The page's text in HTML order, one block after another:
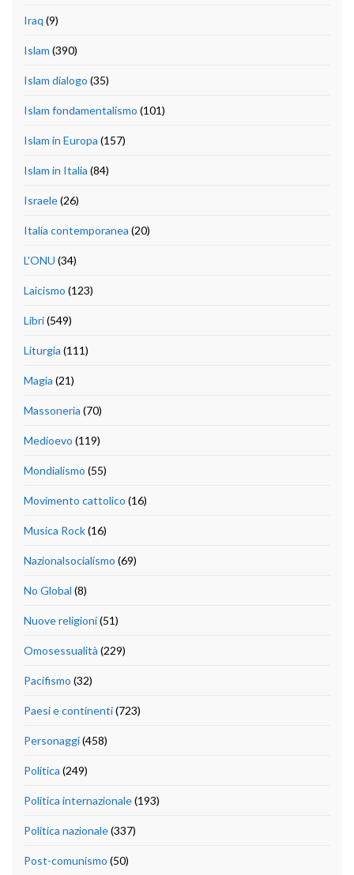
Iraq (9)
Islam (390)
Islam dialogo (35)
Islam fondamentalismo (101)
Islam in Europa (157)
Islam in Italia (84)
Israele(26)
Italia contemporanea (20)
L'ONU (34)
Laicismo (123)
Libri(549)
Liturgia (111)
Magia (21)
Massoneria (70)
Medioevo (119)
Mondialismo (55)
Movimento cattolico (16)
Musica Rock(16)
Nazionalsocialismo (69)
No Global (8)
Nuove religioni(51)
Omosessualità (229)
Pacifismo (32)
Paesi e continenti(723)
Personaggi(458)
Politica (249)
Politica internazionale(193)
Politica nazionale(337)
Post-comunismo (50)